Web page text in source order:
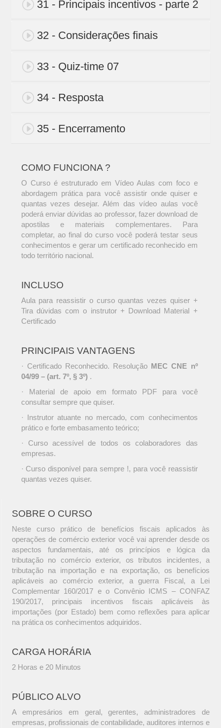
31 - Principais incentivos - parte 2
32 - Considerações finais
33 - Quiz-time 07
34 - Resposta
35 - Encerramento
COMO FUNCIONA ?
O Curso é estruturado em Vídeo Aulas com foco e
abordagem prática para você assistir onde quiser e
quantas vezes desejar. Além das vídeo aulas você
poderá enviar dúvidas ao professor, fazer download de
apostilas e materiais complementares. Para
completar, ao final do curso você poderá testar seus
conhecimentos e gerar um certificado reconhecido em
todo território nacional.
INCLUSO
Aula para reassistir o curso quantas vezes quiser +
Tira dúvidas com o instrutor + Download Material +
Certificado
PRINCIPAIS VANTAGENS
· Certificado Reconhecido. Resolução MEC CNE nº
04/99 – (art. 7º, § 3º) .
· Material de apoio em formato PDF para você
consultar sempre que quiser.
· Instrutor atuante no mercado, com conhecimentos
prático e forte embasamento teórico;
· Curso acessível de todos os colaboradores das
empresas.
· Curso disponível para sempre !, para você reassistir
quantas vezes quiser.
SOBRE O CURSO
Neste curso prático de benefícios fiscais aplicados às
operações de comércio exterior você vai aprender desde os
aspectos fundamentais, até os princípios e lógica da
tributação no comércio exterior, os tributos incidentes, a
tributação na importação e na exportação, os benefícios
aplicáveis ao comércio exterior, a guerra Fiscal, a Lei
Complementar 160/2017 e o Convênio ICMS – CONFAZ
190/2017, principais incentivos fiscais aplicáveis às
importações (por Estado) bem como reflexões para aplicar
na prática os conhecimentos adquiridos.
CARGA HORÁRIA
2 Horas e 20 Minutos
PÚBLICO ALVO
A empresários em geral, gerentes, administradores de
empresas, profissionais de contabilidade, auditores internos e